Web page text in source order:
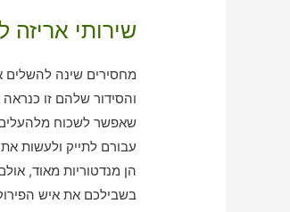
שירותי אריזה
מחסירים שינה
והסידור שלהם זו
שאפשר לשכוח מלהעלים
עבורם לתייק ולעשות
הן מנדטוריות מאוד,
בשבילכם את איש